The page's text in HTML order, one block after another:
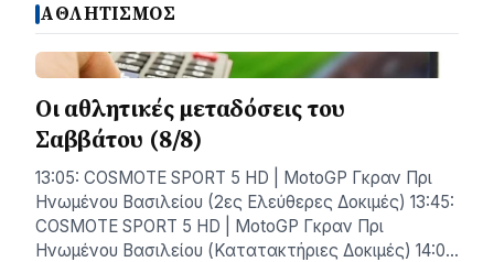
ΑΘΛΗΤΙΣΜΟΣ
Οι αθλητικές μεταδόσεις του
Σαββάτου (8/8)
13:05: COSMOTE SPORT 5 HD | MotoGP Γκραν Πρι
Ηνωμένου Βασιλείου (2ες Ελεύθερες Δοκιμές) 13:45:
COSMOTE SPORT 5 HD | MotoGP Γκραν Πρι
Ηνωμένου Βασιλείου (Κατατακτήριες Δοκιμές) 14:0…